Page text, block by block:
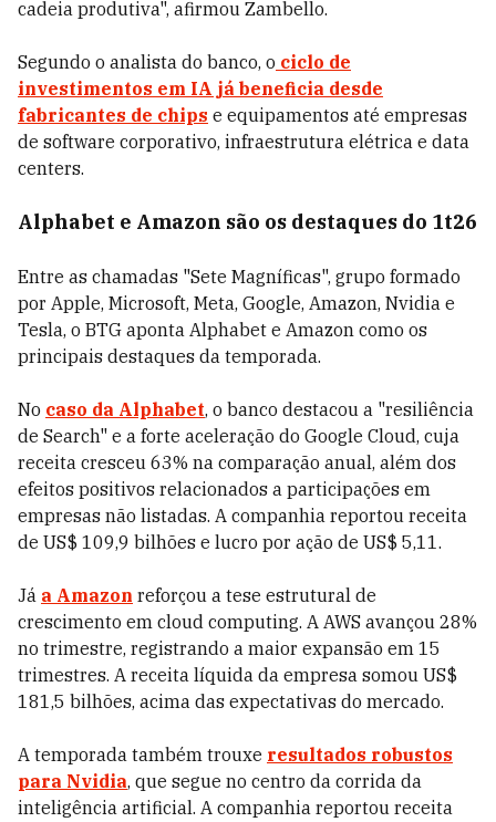
cadeia produtiva", afirmou Zambello.
Segundo o analista do banco, o ciclo de
investimentos em IA já beneficia desde
fabricantes de chips e equipamentos até empresas
de software corporativo, infraestrutura elétrica e data
centers.
Alphabet e Amazon são os destaques do 1t26
Entre as chamadas "Sete Magníficas", grupo formado
por Apple, Microsoft, Meta, Google, Amazon, Nvidia e
Tesla, o BTG aponta Alphabet e Amazon como os
principais destaques da temporada.
No caso da Alphabet, o banco destacou a "resiliência
de Search" e a forte aceleração do Google Cloud, cuja
receita cresceu 63% na comparação anual, além dos
efeitos positivos relacionados a participações em
empresas não listadas. A companhia reportou receita
de US$ 109,9 bilhões e lucro por ação de US$ 5,11.
Já a Amazon reforçou a tese estrutural de
crescimento em cloud computing. A AWS avançou 28%
no trimestre, registrando a maior expansão em 15
trimestres. A receita líquida da empresa somou US$
181,5 bilhões, acima das expectativas do mercado.
A temporada também trouxe resultados robustos
para Nvidia, que segue no centro da corrida da
inteligência artificial. A companhia reportou receita